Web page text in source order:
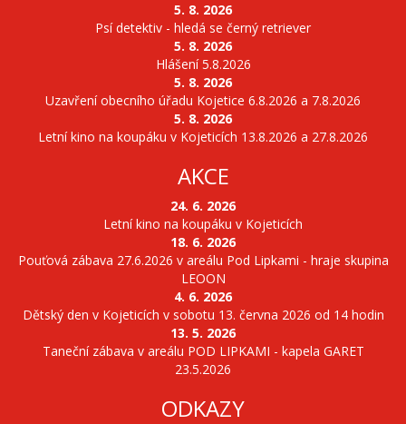
5. 8. 2026
Psí detektiv - hledá se černý retriever
5. 8. 2026
Hlášení 5.8.2026
5. 8. 2026
Uzavření obecního úřadu Kojetice 6.8.2026 a 7.8.2026
5. 8. 2026
Letní kino na koupáku v Kojeticích 13.8.2026 a 27.8.2026
AKCE
24. 6. 2026
Letní kino na koupáku v Kojeticích
18. 6. 2026
Pouťová zábava 27.6.2026 v areálu Pod Lipkami - hraje skupina
LEOON
4. 6. 2026
Dětský den v Kojeticích v sobotu 13. června 2026 od 14 hodin
13. 5. 2026
Taneční zábava v areálu POD LIPKAMI - kapela GARET
23.5.2026
ODKAZY